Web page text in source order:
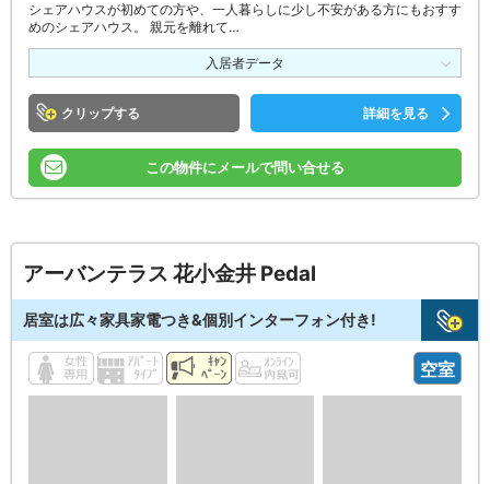
シェアハウスが初めての方や、一人暮らしに少し不安がある方にもおすす
めのシェアハウス。 親元を離れて…
入居者データ
クリップ 詳細を見る
この物件にメールで問い合せる
アーバンテラス 花小金井 Pedal
居室は広々家具家電つき&個別インターフォン付き!
空室